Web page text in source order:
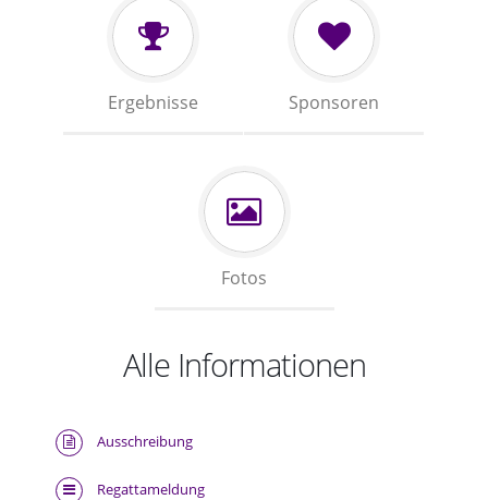
Ergebnisse Sponsoren
Fotos
Alle Informationen
Ausschreibung
Regattameldung